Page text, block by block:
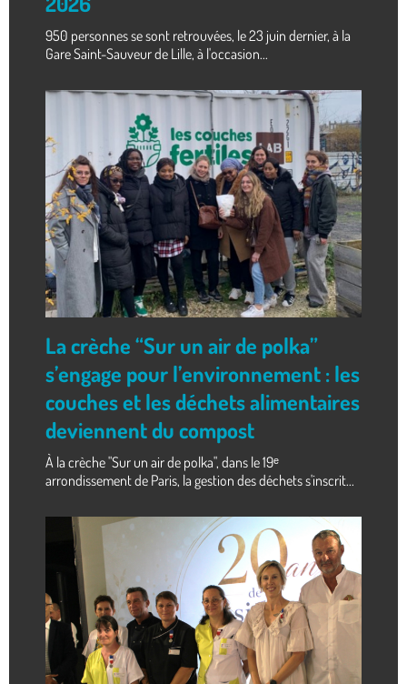
950 personnes se sont retrouvées, le 23 juin dernier, à la
Gare Saint-Sauveur de Lille, à l'occasion...
La crèche “Sur un air de polka”
s’engage pour l’environnement : les
couches et les déchets alimentaires
deviennent du compost
À la crèche "Sur un air de polka", dans le 19ᵉ
arrondissement de Paris, la gestion des déchets s'inscrit...